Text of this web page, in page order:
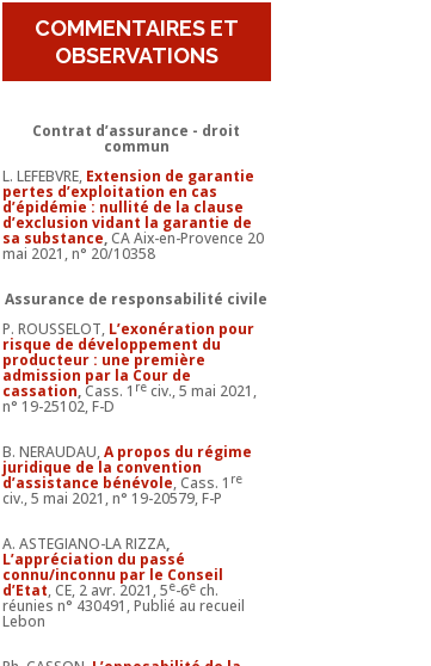
COMMENTAIRES ET
OBSERVATIONS
Contrat d’assurance - droit
commun
L. LEFEBVRE, Extension de garantie
pertes d’exploitation en cas
d’épidémie : nullité de la clause
d’exclusion vidant la garantie de
sa substance,CA Aix-en-Provence 20
mai 2021, n° 20/10358
Assurance de responsabilité civile
P. ROUSSELOT, L’exonération pour
risque de développement du
producteur : une première
admission par la Cour de
cassation,Cass. 1 re civ., 5 mai 2021,
n° 19-25102, F-D
B. NERAUDAU,A propos du régime
juridique de la convention
d’assistance bénévole, Cass. 1 re
civ., 5 mai 2021, n° 19-20579, F-P
A. ASTEGIANO-LA RIZZA,
L’appréciation du passé
connu/inconnu par le Conseil
d’Etat, CE, 2 avr. 2021, 5e-6e ch.
réunies n° 430491, Publié au recueil
Lebon